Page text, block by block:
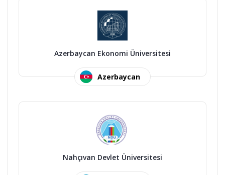
Azerbaycan Ekonomi Üniversitesi
Azerbaycan
Nahçıvan Devlet Üniversitesi